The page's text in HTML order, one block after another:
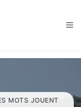
MOTS JOUENT